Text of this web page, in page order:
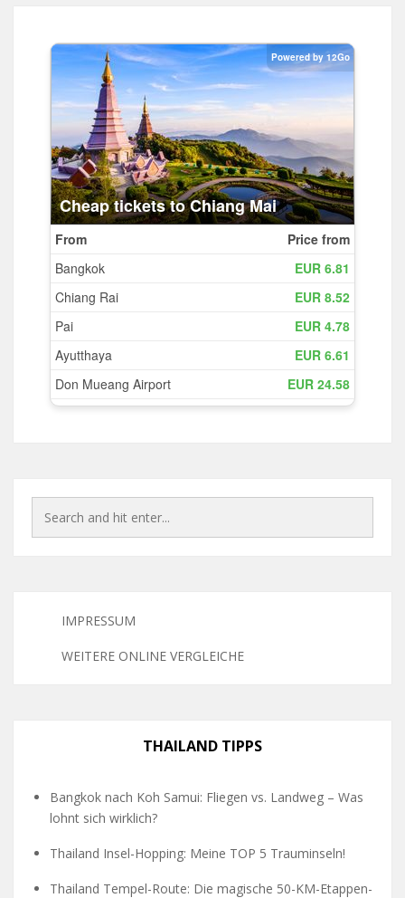
IMPRESSUM
WEITERE ONLINE VERGLEICHE
THAILAND TIPPS
Bangkok nach Koh Samui: Fliegen vs. Landweg – Was
lohnt sich wirklich?
Thailand Insel-Hopping: Meine TOP 5 Trauminseln!
Thailand Tempel-Route: Die magische 50-KM-Etappen-